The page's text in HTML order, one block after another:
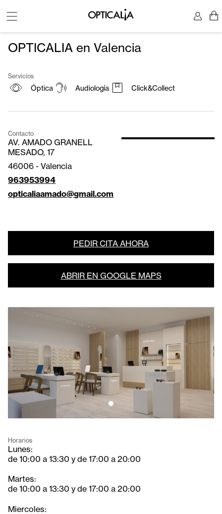
OPTICALIA en Valencia
Servicios
Óptica Audiología Click&Collect
Contacto
AV. AMADO GRANELL
MESADO, 17
46006 -Valencia
963953994
opticaliaamado@gmail.com
PEDIR CITA AHORA
ABRIR EN GOOGLE MAPS
Horarios
Lunes:
de 10:00 a 13:30 y de 17:00 a 20:00
Martes:
de 10:00 a 13:30 y de 17:00 a 20:00
Miercoles: